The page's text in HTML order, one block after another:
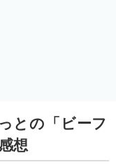
との「ビーフ
想